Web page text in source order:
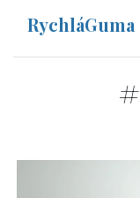
RychláGuma
#